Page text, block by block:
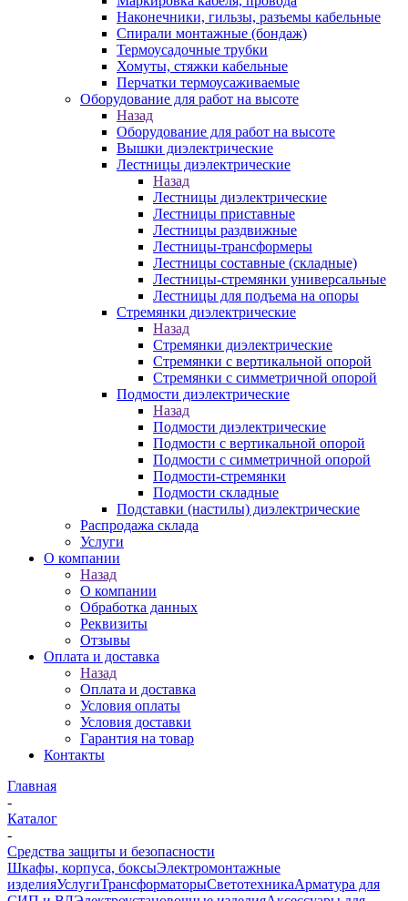
Наконечники, гильзы, разъемы кабельные
Спирали монтажные (бондаж)
Термоусадочные трубки
Хомуты, стяжки кабельные
Перчатки термоусаживаемые
Оборудование для работ на высоте
Назад
Оборудование для работ на высоте
Вышки диэлектрические
Лестницы диэлектрические
Назад
Лестницы диэлектрические
Лестницы приставные
Лестницы раздвижные
Лестницы-трансформеры
Лестницы составные (складные)
Лестницы-стремянки универсальные
Лестницы для подъема на опоры
Стремянки диэлектрические
Назад
Стремянки диэлектрические
Стремянки с вертикальной опорой
Стремянки с симметричной опорой
Подмости диэлектрические
Назад
Подмости диэлектрические
Подмости с вертикальной опорой
Подмости с симметричной опорой
Подмости-стремянки
Подмости складные
Подставки (настилы) диэлектрические
Распродажа склада
Услуги
О компании
Назад
О компании
Обработка данных
Реквизиты
Отзывы
Оплата и доставка
Назад
Оплата и доставка
Условия оплаты
Условия доставки
Гарантия на товар
Контакты
Главная
-
Каталог
-
Средства защиты и безопасности
Шкафы, корпуса, боксыЭлектромонтажные
изделияУслугиТрансформаторыСветотехникаАрматура для